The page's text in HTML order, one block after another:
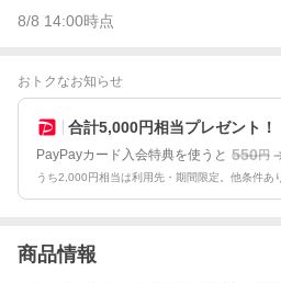
8/8 14:00時点
おトクなお知らせ
合計5,000円相当プレゼント！
PayPayカード入会特典を使うと 550円
うち2,000円相当は利用先・期間限定。他条件あ
商品情報